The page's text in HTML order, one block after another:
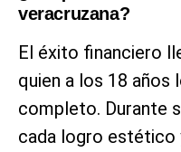
veracruzana?
El éxito financiero
quien a los 18 años
completo. Durante
cada logro estético